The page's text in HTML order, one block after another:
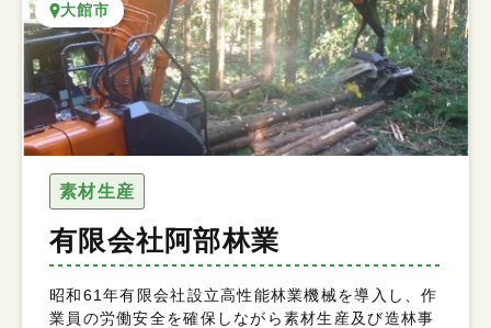
大館市
素材生産
有限会社阿部林業
昭和61年有限会社設立高性能林業機械を導入し、作
業員の労働安全を確保しながら素材生産及び造林事